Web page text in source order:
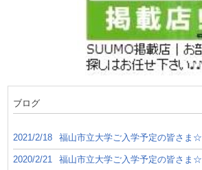
ブログ
2021/2/18 福山市立大学ご入学予定の皆さま☆
2020/2/21 福山市立大学ご入学予定の皆さま☆